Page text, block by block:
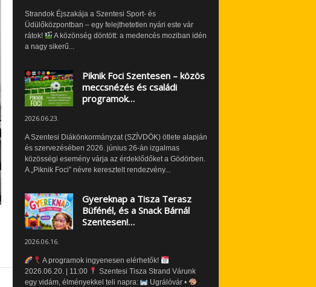
Strandok Éjszakája a Szentesi Sport- és
Üdülőközpontban – egy felejthetetlen nyári este vár
rátok!
A közönség döntött: a medencés moziban idén
a nagy sikerű...
Piknik Foci Szentesen – közös
meccsnézés és családi
programok…
2026.06.23.
A Szentesi Diákönkormányzat (SZÍVDÖK) ötlete alapján
és szervezésében 2026. június 26-án izgalmas
közösségi esemény várja az érdeklődőket a Gödörben.
A „Piknik Foci” névre keresztelt rendezvény...
Gyereknap a Tisza Terasz
Büfénél, és a Snack Bárnál
Szentesen!…
2026.06.16.
A programok ingyenesen elérhetők!
2026.06.20. | 11:00
Szentesi Tisza Strand Várunk
egy vidám, élményekkel teli napra:
Ugrálóvár •